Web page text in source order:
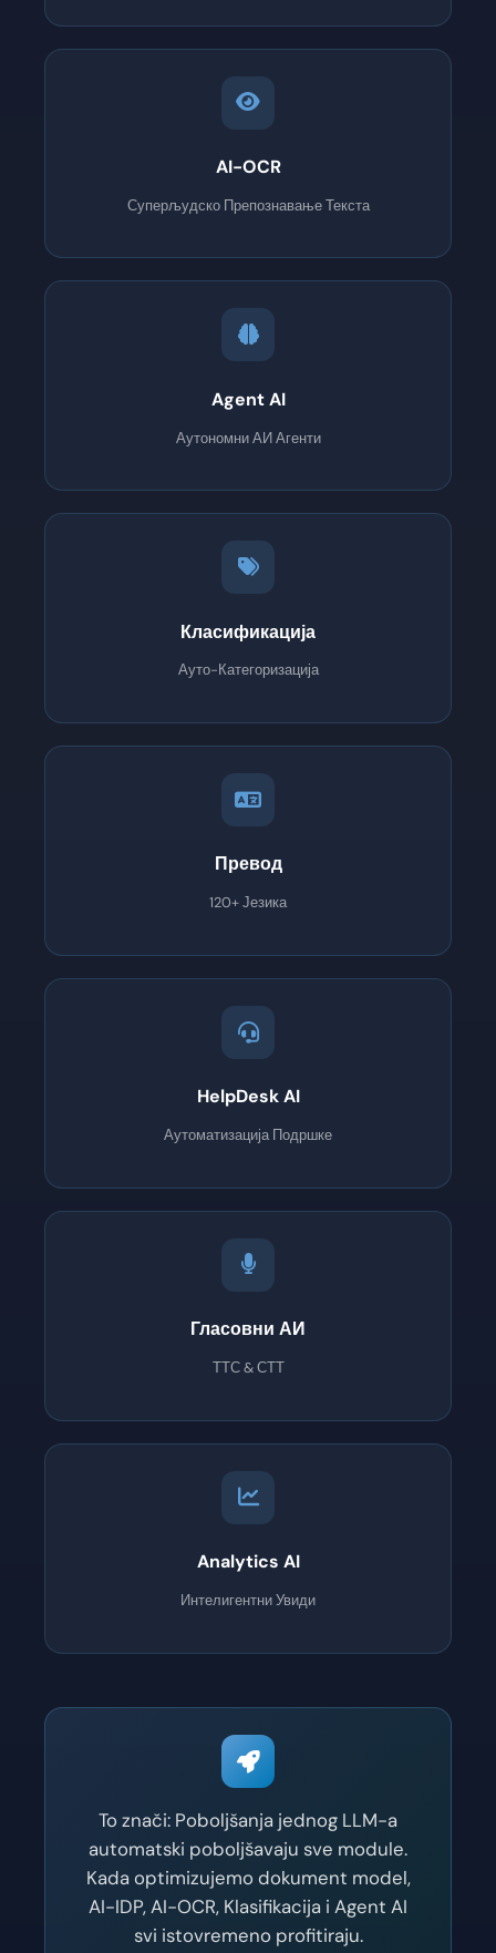
AI-OCR
Суперљудско Препознавање Текста
Agent AI
Аутономни АИ Агенти
Класификација
Ауто-Категоризација
Превод
120+ Језика
HelpDesk AI
Аутоматизација Подршке
Гласовни АИ
ТТС & СТТ
Analytics AI
Интелигентни Увиди
To znači: Poboljšanja jednog LLM-a
automatski poboljšavaju sve module.
Kada optimizujemo dokument model,
AI-IDP, AI-OCR, Klasifikacija i Agent AI
svi istovremeno profitiraju.